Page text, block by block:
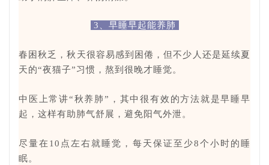
3、早睡早起能养肺
春困秋乏，秋天很容易感到困倦，但不少人还是延续夏
天的“夜猫子”习惯，熬到很晚才睡觉。
中医上常讲“秋养肺”，其中很有效的方法就是早睡早
起，这样有助肺气舒展，避免阳气外泄。
尽量在10点左右就睡觉，每天保证至少8个小时的睡
眠。